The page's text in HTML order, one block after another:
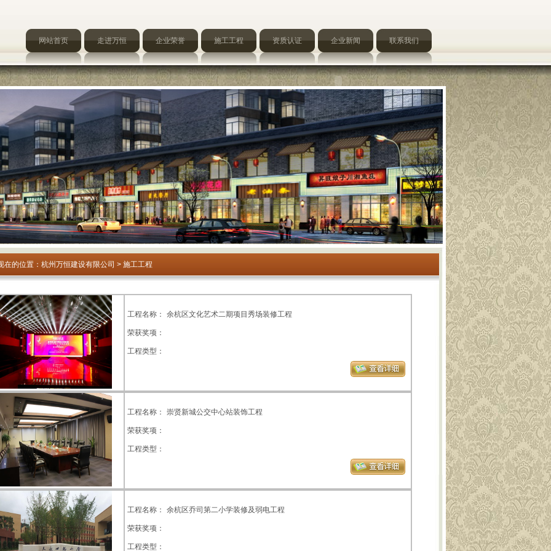
网站首页 走进万恒 企业荣誉 施工工程 资质认证 企业新闻 联系我们
工程名称： 余杭区文化艺术二期项目秀场装修工程
荣获奖项：
工程类型：
工程名称： 崇贤新城公交中心站装饰工程
荣获奖项：
工程类型：
工程名称： 余杭区乔司第二小学装修及弱电工程
荣获奖项：
工程类型：
在的位置： 杭州万恒建设有限公司 > 施工工程